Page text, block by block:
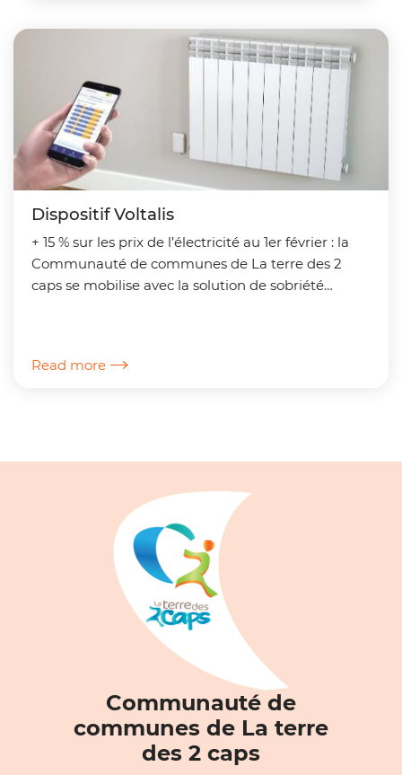
Dispositif Voltalis
+ 15 % sur les prix de l’électricité au 1er février : la
Communauté de communes de La terre des 2
caps se mobilise avec la solution de sobriété
Read more
Communauté de
communes de La terre
des 2 caps